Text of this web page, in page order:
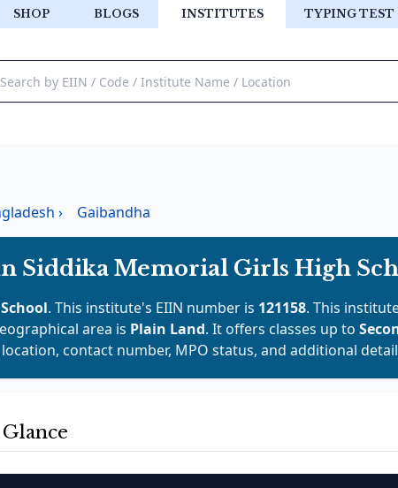
SHOP BLOGS INSTITUTES TYPING TEST
› Gaibandha
Siddika Memorial Girls High
. This institute's EIIN number is 121158. This
area is Plain Land. It offers classes up to
contact number, MPO status, and additional